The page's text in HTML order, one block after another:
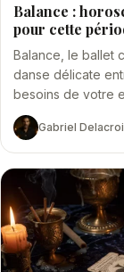
Balance :
pour cette
Balance, le ballet
danse délicate
besoins de votre
Gabriel